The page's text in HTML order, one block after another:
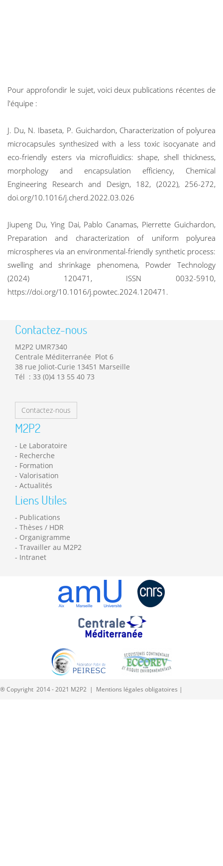
Pour approfondir le sujet, voici deux publications récentes de
l'équipe :
J. Du, N. Ibaseta, P. Guichardon, Characterization of polyurea
microcapsules synthesized with a less toxic isocyanate and
eco-friendly esters via microfluidics: shape, shell thickness,
morphology and encapsulation efficiency, Chemical
Engineering Research and Design, 182, (2022), 256-272,
doi.org/10.1016/j.cherd.2022.03.026
Jiupeng Du, Ying Dai, Pablo Canamas, Pierrette Guichardon,
Preparation and characterization of uniform polyurea
microspheres via an environmental-friendly synthetic process:
swelling and shrinkage phenomena, Powder Technology
(2024) 120471, ISSN 0032-5910,
https://doi.org/10.1016/j.powtec.2024.120471.
Contactez-nous
M2P2 UMR7340
Centrale Méditerranée Plot 6
38 rue Joliot-Curie 13451 Marseille
Tél : 33 (0)4 13 55 40 73
Contactez-nous
M2P2
Le Laboratoire
Recherche
Formation
Valorisation
Actualités
Liens Utiles
Publications
Thèses / HDR
Organigramme
Travailler au M2P2
Intranet
® Copyright 2014 - 2021 M2P2 | Mentions légales obligatoires |